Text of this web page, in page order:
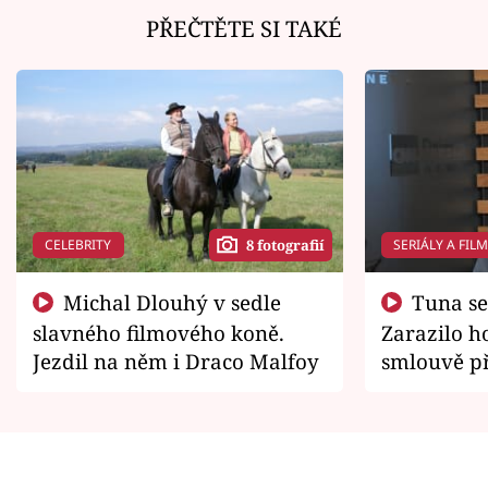
PŘEČTĚTE SI TAKÉ
CELEBRITY 8 fotografií
slavného filmového koně.
Jezdil na něm i Draco Malfoy
SERIÁLY A
Zarazilo
smlouvě